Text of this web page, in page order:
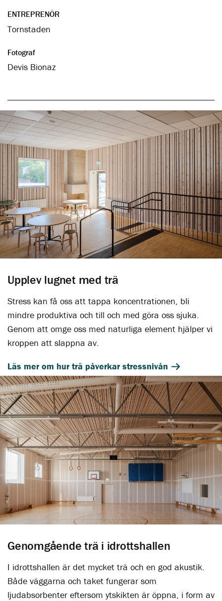
ENTREPRENÖR
Tornstaden
Fotograf
Devis Bionaz
Upplev lugnet med trä
Stress kan få oss att tappa koncentrationen, bli
mindre produktiva och till och med göra oss sjuka.
Genom att omge oss med naturliga element hjälper vi
kroppen att slappna av.
Läs mer om hur trä påverkar stressnivån
Genomgående trä i idrottshallen
I idrottshallen är det mycket trä och en god akustik.
Både väggarna och taket fungerar som
ljudabsorbenter eftersom ytskikten är öppna, i form av